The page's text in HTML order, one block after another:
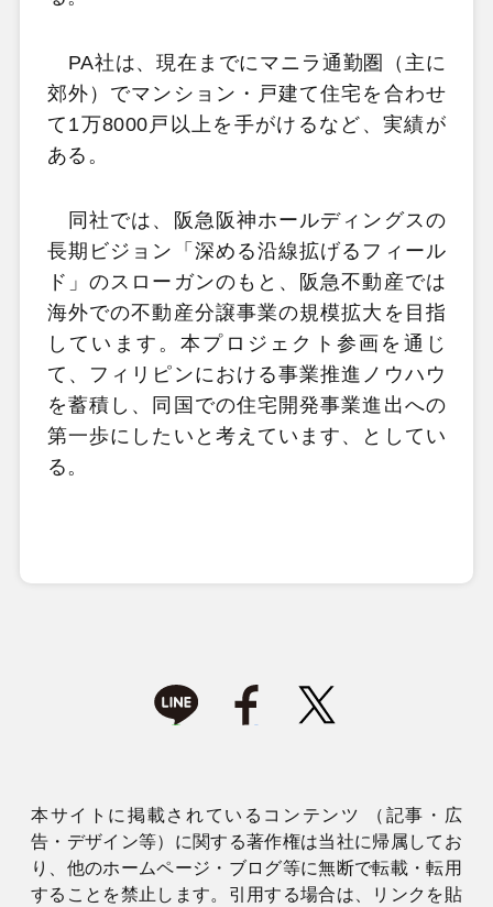
PA社は、現在までにマニラ通勤圏（主に
郊外）でマンション・戸建て住宅を合わせ
て1万8000戸以上を手がけるなど、実績が
ある。
同社では、阪急阪神ホールディングスの
長期ビジョン「深める沿線拡げるフィール
ド」のスローガンのもと、阪急不動産では
海外での不動産分譲事業の規模拡大を目指
しています。本プロジェクト参画を通じ
て、フィリピンにおける事業推進ノウハウ
を蓄積し、同国での住宅開発事業進出への
第一歩にしたいと考えています、としてい
る。
本サイトに掲載されているコンテンツ （記事・広
告・デザイン等）に関する著作権は当社に帰属してお
り、他のホームページ・ブログ等に無断で転載・転用
することを禁止します。引用する場合は、リンクを貼